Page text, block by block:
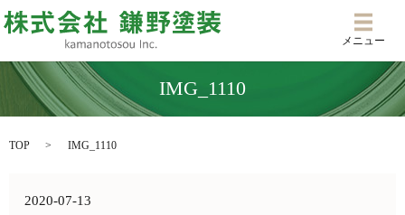
メニ
メニュー
IMG_1110
TOP IMG_1110
2020-07-13